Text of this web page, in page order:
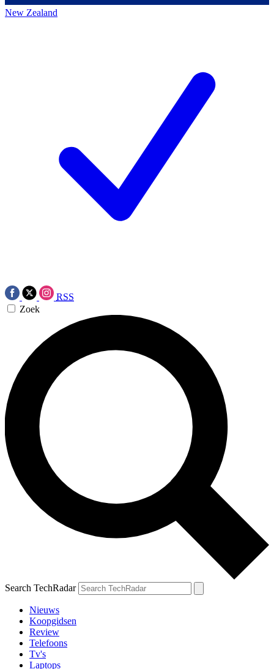
New Zealand
RSS
Zoek
Search TechRadar
Nieuws
Koopgidsen
Review
Telefoons
Tv's
Laptops